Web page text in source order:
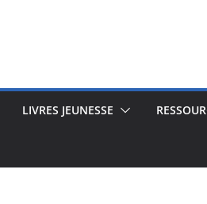
LIVRES JEUNESSE